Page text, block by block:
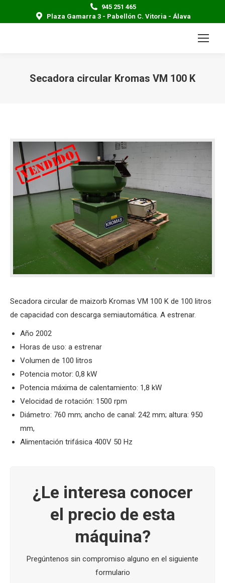
945 251 465
Plaza Gamarra 3 - Pabellón C. Vitoria - Álava
Secadora circular Kromas VM 100 K
Secadora circular de maizorb Kromas VM 100 K de 100 litros
de capacidad con descarga semiautomática. A estrenar.
Año 2002
Horas de uso: a estrenar
Volumen de 100 litros
Potencia motor: 0,8 kW
Potencia máxima de calentamiento: 1,8 kW
Velocidad de rotación: 1500 rpm
Diámetro: 760 mm; ancho de canal: 242 mm; altura: 950
mm,
Alimentación trifásica 400V 50 Hz
¿Le interesa conocer
el precio de esta
máquina?
Pregúntenos sin compromiso alguno en el siguiente
formulario